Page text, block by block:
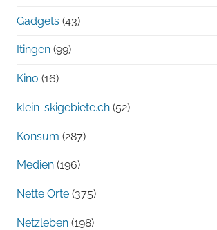
Gadgets (43)
Itingen (99)
Kino (16)
klein-skigebiete.ch (52)
Konsum (287)
Medien (196)
Nette Orte (375)
Netzleben (198)